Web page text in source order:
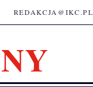
REDAKCJA@IKC.PL